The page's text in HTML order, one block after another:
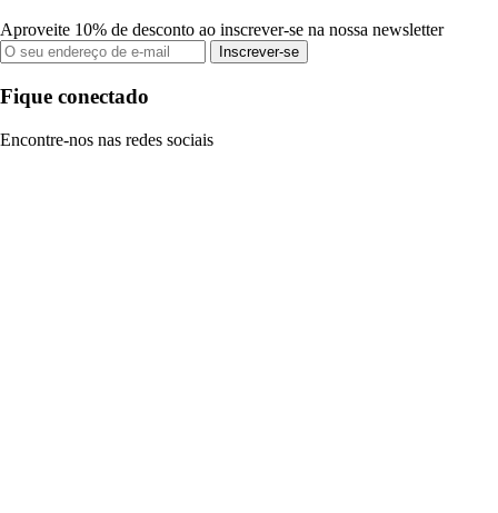
Aproveite 10% de desconto ao inscrever-se na nossa newsletter
Inscrever-se
Fique conectado
Encontre-nos nas redes sociais